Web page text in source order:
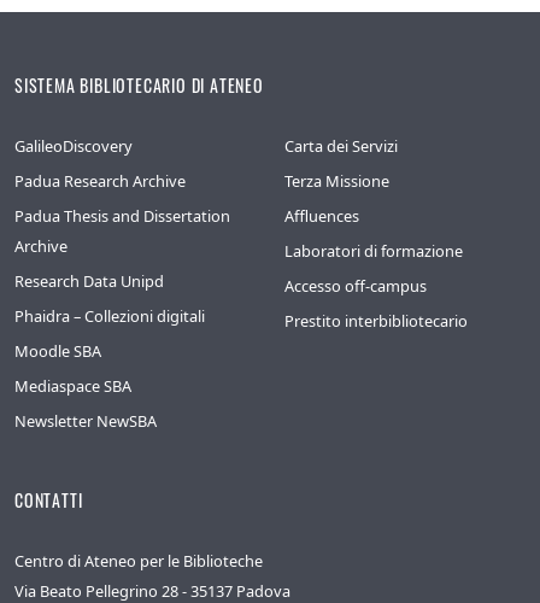
SISTEMA BIBLIOTECARIO DI ATENEO
GalileoDiscovery
Padua Research Archive
Padua Thesis and Dissertation
Archive
Research Data Unipd
Phaidra – Collezioni digitali
Moodle SBA
Mediaspace SBA
Newsletter NewSBA
Carta dei Servizi
Terza Missione
Affluences
Laboratori di formazione
Accesso off-campus
Prestito interbibliotecario
CONTATTI
Centro di Ateneo per le Biblioteche
Via Beato Pellegrino 28 - 35137 Padova